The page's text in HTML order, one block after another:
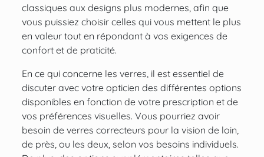
classiques aux designs plus modernes, afin que
vous puissiez choisir celles qui vous mettent le plus
en valeur tout en répondant à vos exigences de
confort et de praticité.
En ce qui concerne les verres, il est essentiel de
discuter avec votre opticien des différentes options
disponibles en fonction de votre prescription et de
vos préférences visuelles. Vous pourriez avoir
besoin de verres correcteurs pour la vision de loin,
de près, ou les deux, selon vos besoins individuels.